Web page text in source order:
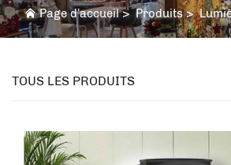
Page d’accueil>Produits>
TOUS LES PRODUITS